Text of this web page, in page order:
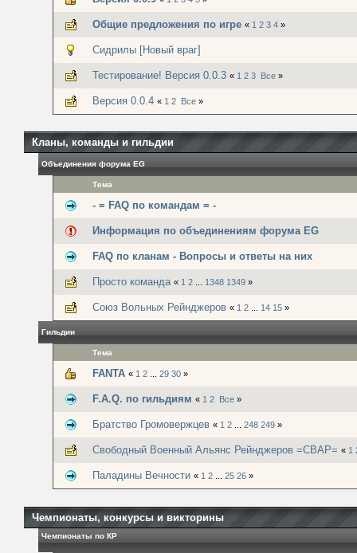
Общие предложения по игре « 1 2 3 4 »
Сидрилы [Новый враг]
Тестирование! Версия 0.0.3 « 1 2 3 Все »
Версия 0.0.4 « 1 2 Все »
Кланы, команды и гильдии
Объединения форума EG
Тема
- = FAQ по командам = -
Информация по объединениям форума EG
FAQ по кланам - Вопросы и ответы на них
Просто команда « 1 2 ... 1348 1349 »
Союз Вольных Рейнджеров « 1 2 ... 14 15 »
Гильдии
Тема
FANTA « 1 2 ... 29 30 »
F.A.Q. по гильдиям « 1 2 Все »
Братство Громовержцев « 1 2 ... 248 249 »
Свободный Военный Альянс Рейнджеров =СВАР= « 1
Паладины Вечности « 1 2 ... 25 26 »
Чемпионаты, конкурсы и викторины
Чемпионаты по КР